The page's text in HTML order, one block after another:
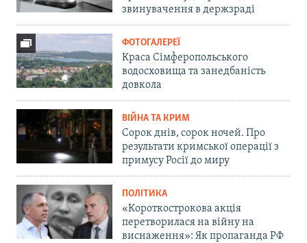
звинувачення в держзраді
ФОТОГАЛЕРЕЇ
Краса Сімферопольського
водосховища та занедбаність
довкола
ВІЙНА ТА КРИМ
Сорок днів, сорок ночей. Про
результати кримської операції з
примусу Росії до миру
ПОЛІТИКА
«Короткострокова акція
перетворилася на війну на
виснаження»: Як пропаганда РФ